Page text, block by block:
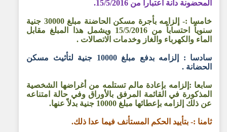
المحضونة دانة اعتباراً من 15/5/2016.
خامسا :- إلزامه بأجرة مسكن الحاضنة مبلغ 30000 جنية
سنوياً احتساباً من 15/5/2016 ويشمل هذا المبلغ مقابل
الماء والكهرباء والغاز وخدمات الاتصالات .
سادسا : إلزامه بدفع مبلغ 10000 جنية لتأثيث مسكن
الحضانة .
سابعا :إلزامه بإعادة مالم تستلمه من أغراضها الشخصية
المذكورة في القائمة المرفق بالأوراق وفي حالة امتناعه
عن ذلك إلزامه بإعطائها مبلغ 10000 جنية بدلاً عنها.
ثامنا :- بتأييد الحكم المستأنف فيما عدا ذلك.